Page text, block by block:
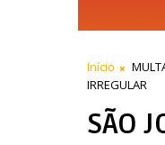
Início
IRREGULAR
SÃO